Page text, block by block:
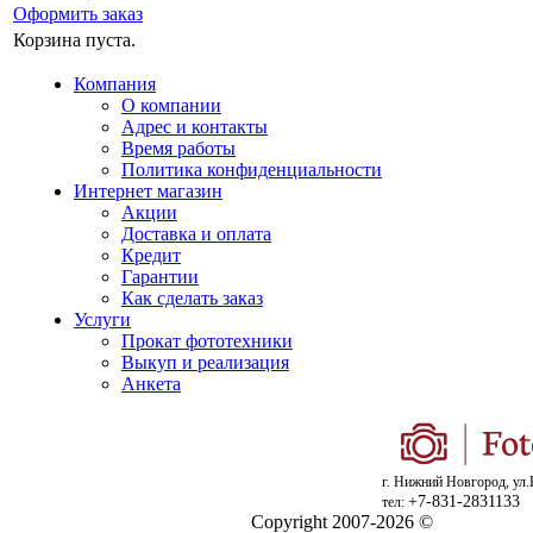
Оформить заказ
Корзина пуста.
Компания
О компании
Адрес и контакты
Время работы
Политика конфиденциальности
Интернет магазин
Акции
Доставка и оплата
Кредит
Гарантии
Как сделать заказ
Услуги
Прокат фототехники
Выкуп и реализация
Анкета
г. Нижний Новгород,
тел: +7-831-2831133
Copyright 2007-2026 ©